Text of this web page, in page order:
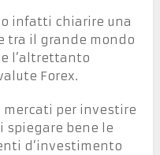
infatti chiarire una
tra il grande mondo
e l’altrettanto
Forex.
per investire
spiegare bene le
d’investimento